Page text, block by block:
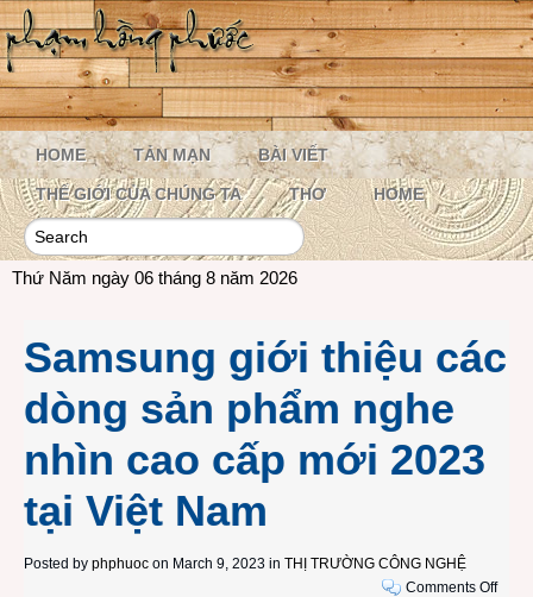
HOME TẢN MẠN BÀI VIẾT
THẾ GIỚI CỦA CHÚNG TA THƠ HOME
Thứ Năm ngày 06 tháng 8 năm 2026
Samsung giới thiệu các
dòng sản phẩm nghe
nhìn cao cấp mới 2023
tại Việt Nam
Posted by phphuoc on March 9, 2023 in THỊ TRƯỜNG CÔNG NGHỆ
Comments Offon